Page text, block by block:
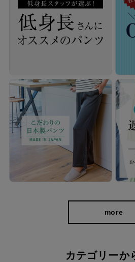
シワになりにくく、お手入れも気軽。
しの気になる季節にも頼れる、大人の
ツです。
more
カテゴリーか